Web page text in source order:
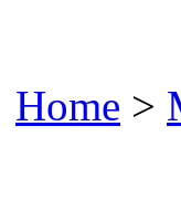
Home >